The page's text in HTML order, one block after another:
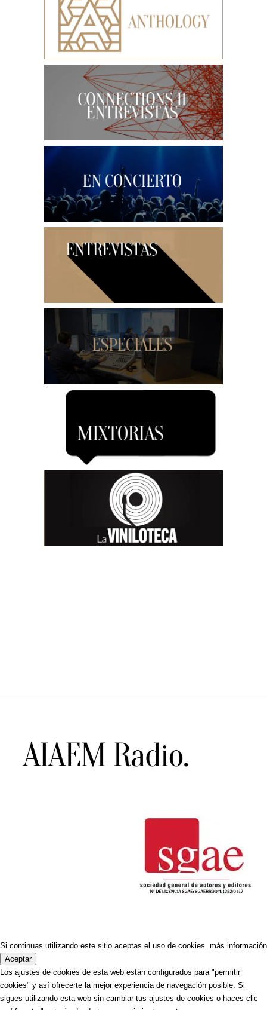
Si continuas utilizando este sitio aceptas el uso de cookies. más información
Aceptar
Los ajustes de cookies de esta web están configurados para "permitir
cookies" y así ofrecerte la mejor experiencia de navegación posible. Si
sigues utilizando esta web sin cambiar tus ajustes de cookies o haces clic